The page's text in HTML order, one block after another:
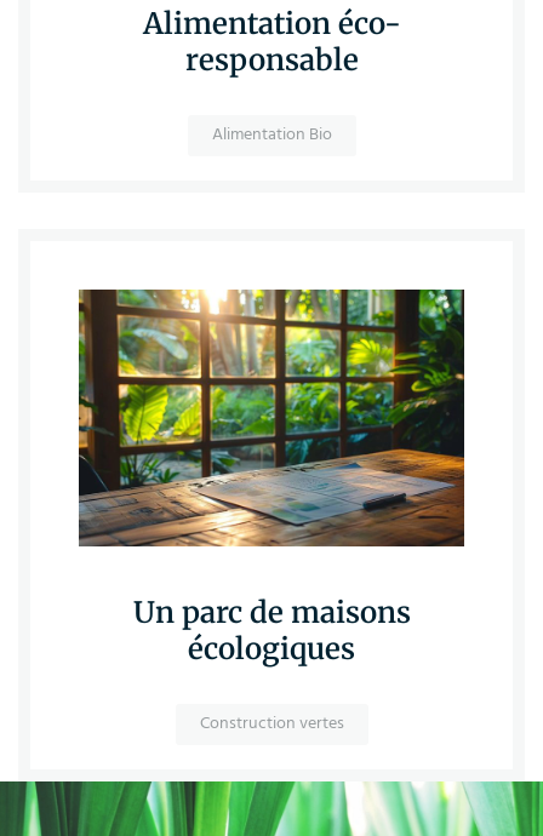
Alimentation éco-
responsable
Alimentation Bio
Un parc de maisons
écologiques
Construction vertes